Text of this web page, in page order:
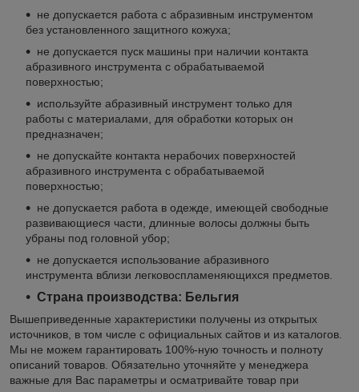
не допускается работа с абразивным инструментом
без установленного защитного кожуха;
не допускается пуск машины при наличии контакта
абразивного инструмента с обрабатываемой
поверхностью;
используйте абразивный инструмент только для
работы с материалами, для обработки которых он
предназначен;
не допускайте контакта нерабочих поверхностей
абразивного инструмента с обрабатываемой
поверхностью;
не допускается работа в одежде, имеющей свободные
развивающиеся части, длинные волосы должны быть
убраны под головной убор;
не допускается использование абразивного
инструмента вблизи легковоспламеняющихся предметов.
Страна производства: Бельгия
Вышеприведенные характеристики получены из открытых
источников, в том числе с официальных сайтов и из каталогов.
Мы не можем гарантировать 100%-ную точность и полноту
описаний товаров. Обязательно уточняйте у менеджера
важные для Вас параметры и осматривайте товар при